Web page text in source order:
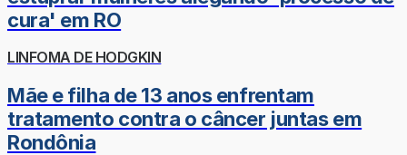
cura' em RO
LINFOMA DE HODGKIN
Mãe e filha de 13 anos enfrentam
tratamento contra o câncer juntas em
Rondônia